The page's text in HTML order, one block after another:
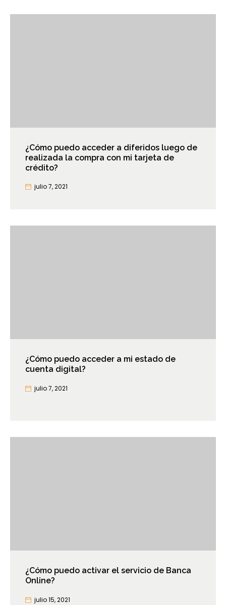
¿Cómo puedo acceder a diferidos luego de
realizada la compra con mi tarjeta de
crédito?
julio 7, 2021
¿Cómo puedo acceder a mi estado de
cuenta digital?
julio 7, 2021
¿Cómo puedo activar el servicio de Banca
Online?
julio 15, 2021